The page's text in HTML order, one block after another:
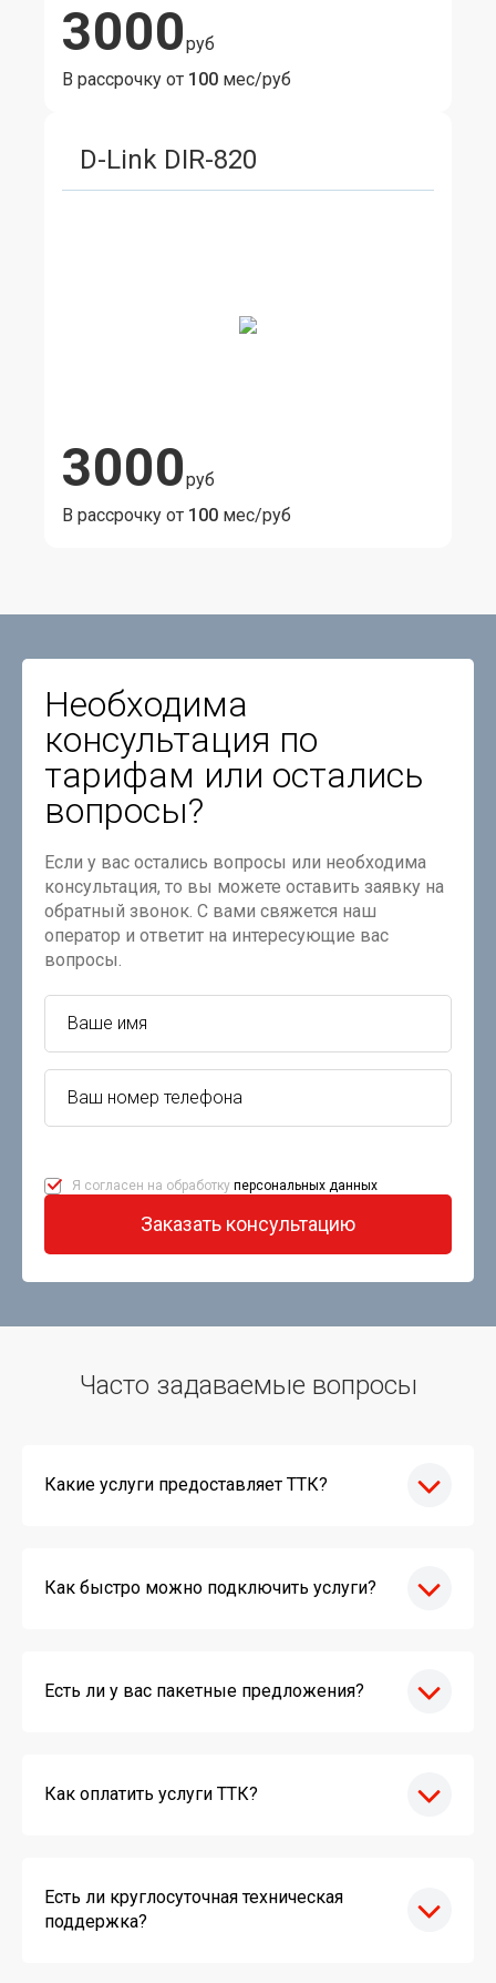
3000руб
В рассрочку от 100 мес/руб
D-Link DIR-820
3000руб
В рассрочку от 100 мес/руб
Необходима
консультация по
тарифам или остались
вопросы?
Если у вас остались вопросы или необходима
консультация, то вы можете оставить заявку на
обратный звонок. С вами свяжется наш
оператор и ответит на интересующие вас
вопросы.
Я согласен на обработку персональных данных
Заказать консультацию
Часто задаваемые вопросы
Какие услуги предоставляет ТТК?
Как быстро можно подключить услуги?
Есть ли у вас пакетные предложения?
Как оплатить услуги ТТК?
Есть ли круглосуточная техническая
поддержка?